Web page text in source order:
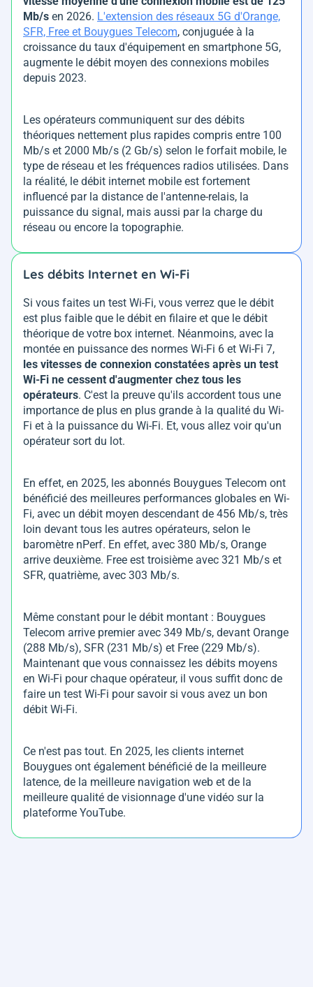
Mb/s en 2026. L'extension des réseaux 5G d'Orange,
SFR, Free et Bouygues Telecom, conjuguée à la
croissance du taux d'équipement en smartphone 5G,
augmente le débit moyen des connexions mobiles
depuis 2023.
Les opérateurs communiquent sur des débits
théoriques nettement plus rapides compris entre 100
Mb/s et 2000 Mb/s (2 Gb/s) selon le forfait mobile, le
type de réseau et les fréquences radios utilisées. Dans
la réalité, le débit internet mobile est fortement
influencé par la distance de l'antenne-relais, la
puissance du signal, mais aussi par la charge du
réseau ou encore la topographie.
Les débits Internet en Wi-Fi
Si vous faites un test Wi-Fi, vous verrez que le débit
est plus faible que le débit en filaire et que le débit
théorique de votre box internet. Néanmoins, avec la
montée en puissance des normes Wi-Fi 6 et Wi-Fi 7,
les vitesses de connexion constatées après un test
Wi-Fi ne cessent d'augmenter chez tous les
opérateurs. C'est la preuve qu'ils accordent tous une
importance de plus en plus grande à la qualité du Wi-
Fi et à la puissance du Wi-Fi. Et, vous allez voir qu'un
opérateur sort du lot.
En effet, en 2025, les abonnés Bouygues Telecom ont
bénéficié des meilleures performances globales en Wi-
Fi, avec un débit moyen descendant de 456 Mb/s, très
loin devant tous les autres opérateurs, selon le
baromètre nPerf. En effet, avec 380 Mb/s, Orange
arrive deuxième. Free est troisième avec 321 Mb/s et
SFR, quatrième, avec 303 Mb/s.
Même constant pour le débit montant : Bouygues
Telecom arrive premier avec 349 Mb/s, devant Orange
(288 Mb/s), SFR (231 Mb/s) et Free (229 Mb/s).
Maintenant que vous connaissez les débits moyens
en Wi-Fi pour chaque opérateur, il vous suffit donc de
faire un test Wi-Fi pour savoir si vous avez un bon
débit Wi-Fi.
Ce n'est pas tout. En 2025, les clients internet
Bouygues ont également bénéficié de la meilleure
latence, de la meilleure navigation web et de la
meilleure qualité de visionnage d'une vidéo sur la
plateforme YouTube.